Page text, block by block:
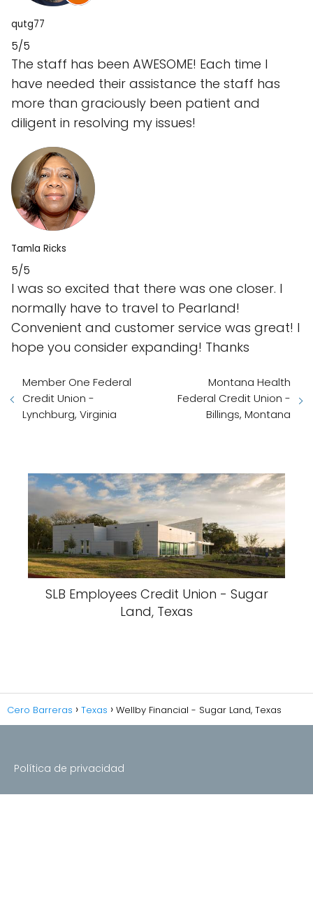
qutg77
5/5
The staff has been AWESOME! Each time I
have needed their assistance the staff has
more than graciously been patient and
diligent in resolving my issues!
Tamla Ricks
5/5
I was so excited that there was one closer. I
normally have to travel to Pearland!
Convenient and customer service was great! I
hope you consider expanding! Thanks
Member One Federal
Credit Union -
Lynchburg, Virginia
Montana Health
Federal Credit Union -
Billings, Montana
SLB Employees Credit Union - Sugar
Land, Texas
Cero Barreras Texas Wellby Financial - Sugar Land, Texas
Política de privacidad